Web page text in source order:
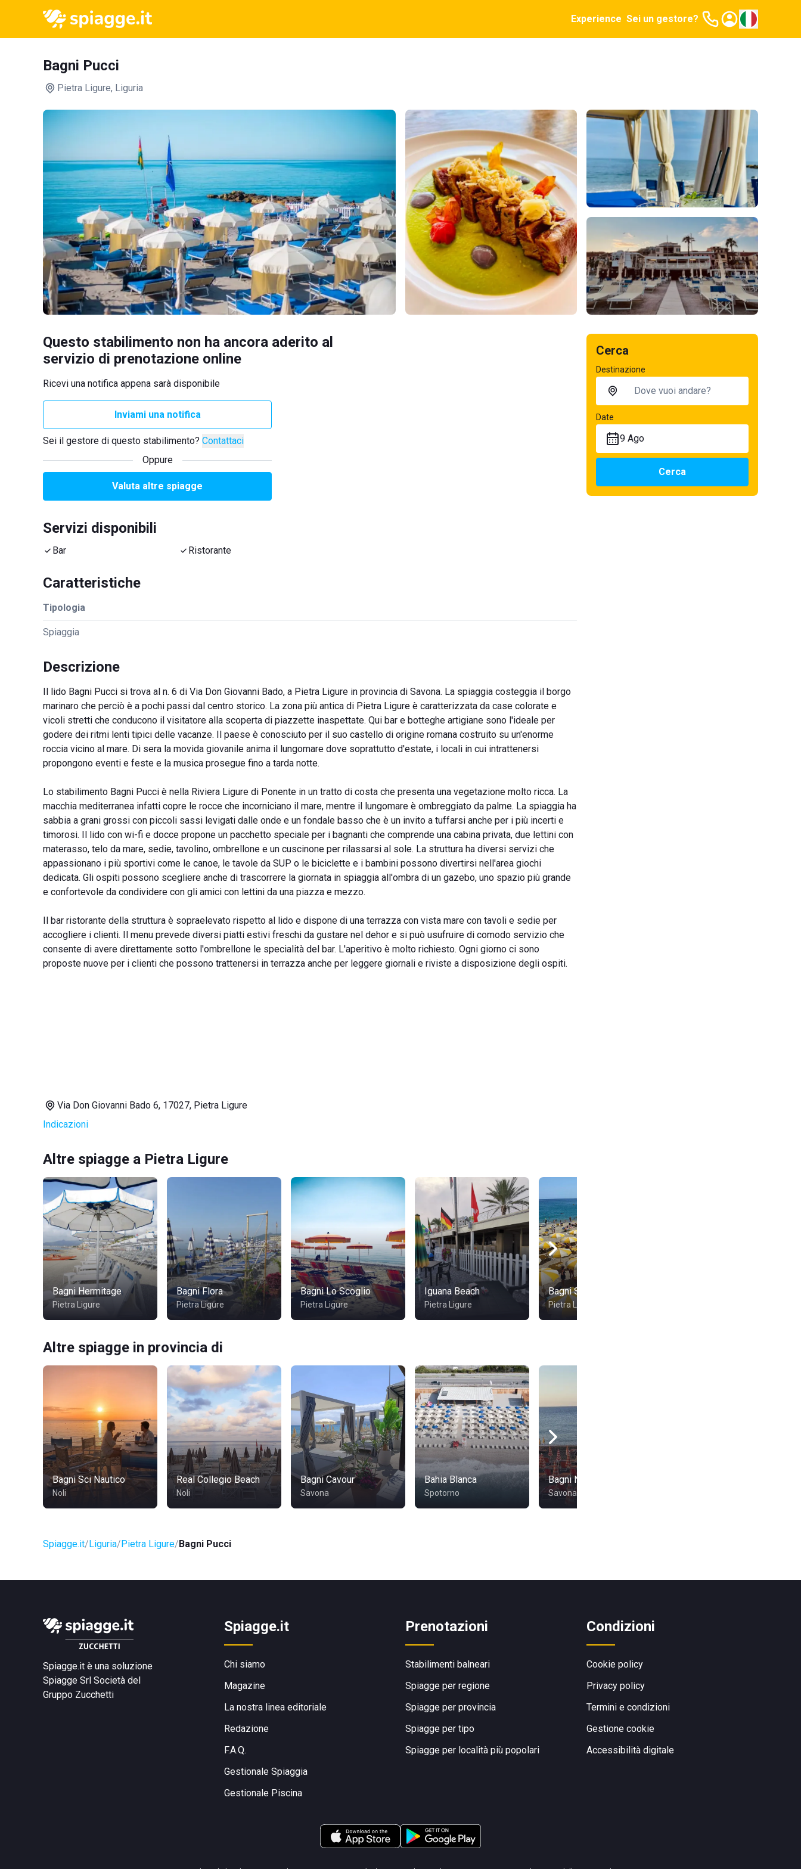
Experience Sei un gestore?
Bagni Pucci
Pietra Ligure, Liguria
Questo stabilimento non ha ancora aderito al
servizio di prenotazione online
Ricevi una notifica appena sarà disponibile
Inviami una notifica
Sei il gestore di questo stabilimento? Contattaci
Oppure
Valuta altre spiagge
Servizi disponibili
Bar Ristorante
Caratteristiche
Tipologia
Spiaggia
Descrizione
Il lido Bagni Pucci si trova al n. 6 di Via Don Giovanni Bado, a Pietra Ligure in provincia di Savona. La spiaggia costeggia il borgo
marinaro che perciò è a pochi passi dal centro storico. La zona più antica di Pietra Ligure è caratterizzata da case colorate e
vicoli stretti che conducono il visitatore alla scoperta di piazzette inaspettate. Qui bar e botteghe artigiane sono l'ideale per
godere dei ritmi lenti tipici delle vacanze. Il paese è conosciuto per il suo castello di origine romana costruito su un'enorme
roccia vicino al mare. Di sera la movida giovanile anima il lungomare dove soprattutto d'estate, i locali in cui intrattenersi
propongono eventi e feste e la musica prosegue fino a tarda notte.
Lo stabilimento Bagni Pucci è nella Riviera Ligure di Ponente in un tratto di costa che presenta una vegetazione molto ricca. La
macchia mediterranea infatti copre le rocce che incorniciano il mare, mentre il lungomare è ombreggiato da palme. La spiaggia ha
sabbia a grani grossi con piccoli sassi levigati dalle onde e un fondale basso che è un invito a tuffarsi anche per i più incerti e
timorosi. Il lido con wi-fi e docce propone un pacchetto speciale per i bagnanti che comprende una cabina privata, due lettini con
materasso, telo da mare, sedie, tavolino, ombrellone e un cuscinone per rilassarsi al sole. La struttura ha diversi servizi che
appassionano i più sportivi come le canoe, le tavole da SUP o le biciclette e i bambini possono divertirsi nell'area giochi
dedicata. Gli ospiti possono scegliere anche di trascorrere la giornata in spiaggia all'ombra di un gazebo, uno spazio più grande
e confortevole da condividere con gli amici con lettini da una piazza e mezzo.
Il bar ristorante della struttura è sopraelevato rispetto al lido e dispone di una terrazza con vista mare con tavoli e sedie per
accogliere i clienti. Il menu prevede diversi piatti estivi freschi da gustare nel dehor e si può usufruire di comodo servizio che
consente di avere direttamente sotto l'ombrellone le specialità del bar. L'aperitivo è molto richiesto. Ogni giorno ci sono
proposte nuove per i clienti che possono trattenersi in terrazza anche per leggere giornali e riviste a disposizione degli ospiti.
Via Don Giovanni Bado 6, 17027, Pietra Ligure
Indicazioni
Altre spiagge a Pietra Ligure
Bagni Hermitage
Pietra Ligure
Bagni Flora
Pietra Ligure
Bagni Lo Scoglio
Pietra Ligure
Iguana Beach
Pietra Ligure
Bagni Sartore
Pietra Ligure
Altre spiagge in provincia di
Bagni Sci Nautico
Noli
Real Collegio Beach
Noli
Bagni Cavour
Savona
Bahia Blanca
Spotorno
Bagni Nilo
Savona
Spiagge.it Liguria Pietra Ligure Bagni Pucci
Cerca
Destinazione
Date
9 Ago
Cerca
Spiagge.it è una soluzione
Spiagge Srl Società del
Gruppo Zucchetti
Spiagge.it
Chi siamo
Magazine
La nostra linea editoriale
Redazione
F.A.Q.
Gestionale Spiaggia
Gestionale Piscina
Prenotazioni
Stabilimenti balneari
Spiagge per regione
Spiagge per provincia
Spiagge per tipo
Spiagge per località più popolari
Condizioni
Cookie policy
Privacy policy
Termini e condizioni
Gestione cookie
Accessibilità digitale